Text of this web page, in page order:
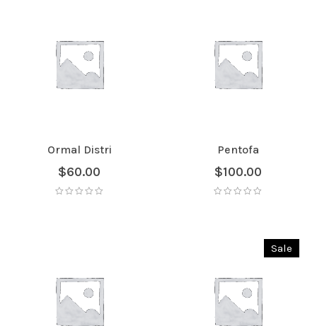
Ormal Distri
$60.00
Pentofa
$100.00
Sale